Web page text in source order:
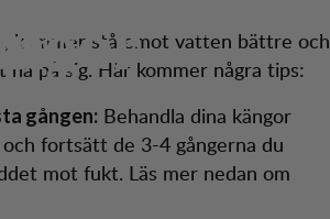
Season Sale Butiker
kommer stå emot vatten bättre och
på sig. Här kommer några tips:
gången: Behandla dina kängor
fortsätt de 3-4 gångerna du
mot fukt. Läs mer nedan om